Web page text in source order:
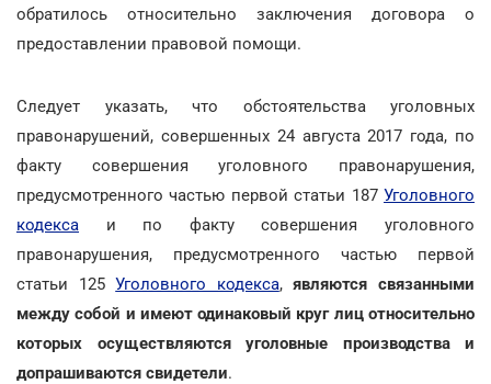
обратилось относительно заключения договора о
предоставлении правовой помощи.
Следует указать, что обстоятельства уголовных
правонарушений, совершенных 24 августа 2017 года, по
факту совершения уголовного правонарушения,
предусмотренного частью первой статьи 187 Уголовного
кодекса и по факту совершения уголовного
правонарушения, предусмотренного частью первой
статьи 125Уголовного кодекса,являются связанными
между собой и имеют одинаковый круг лиц относительно
которых осуществляются уголовные производства и
допрашиваются свидетели.